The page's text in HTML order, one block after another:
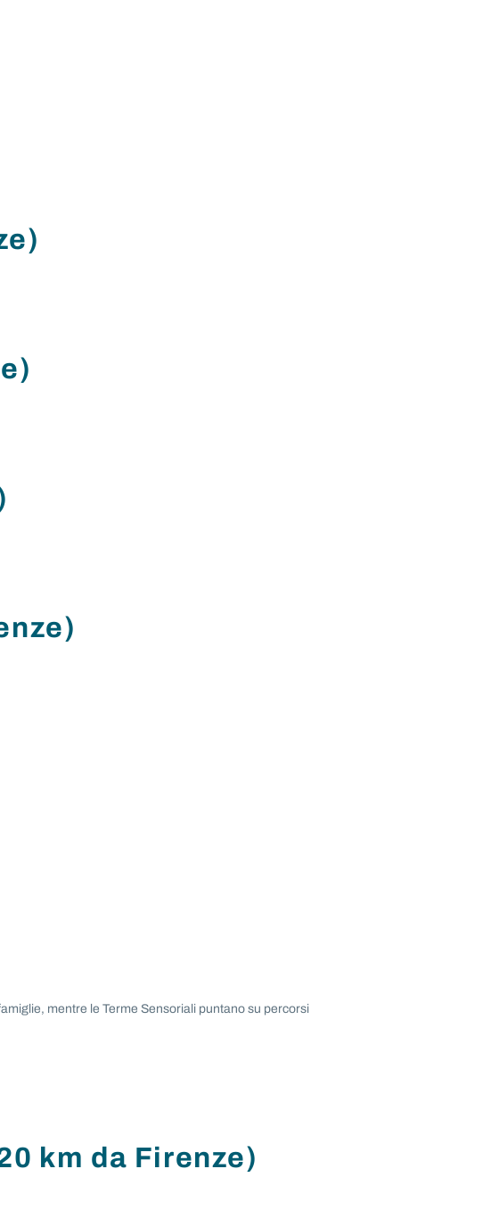
mentre le Terme Sensoriali puntano su percorsi
km da Firenze)